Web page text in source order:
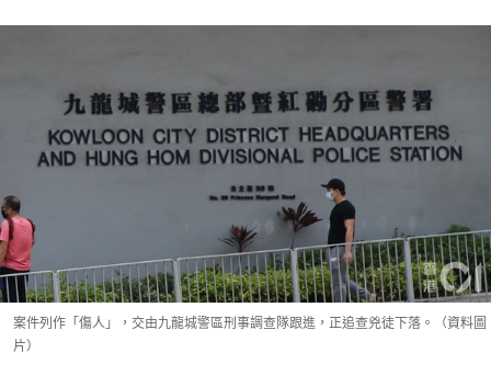
案件列作「傷人」，交由九龍城警區刑事調查隊跟進，正追查兇徒下落。（資料圖
片）